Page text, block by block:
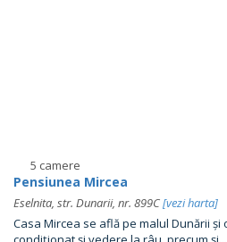
5 camere
Pensiunea Mircea
Eselnita, str. Dunarii, nr. 899C[vezi harta]
Casa Mircea se află pe malul Dunării